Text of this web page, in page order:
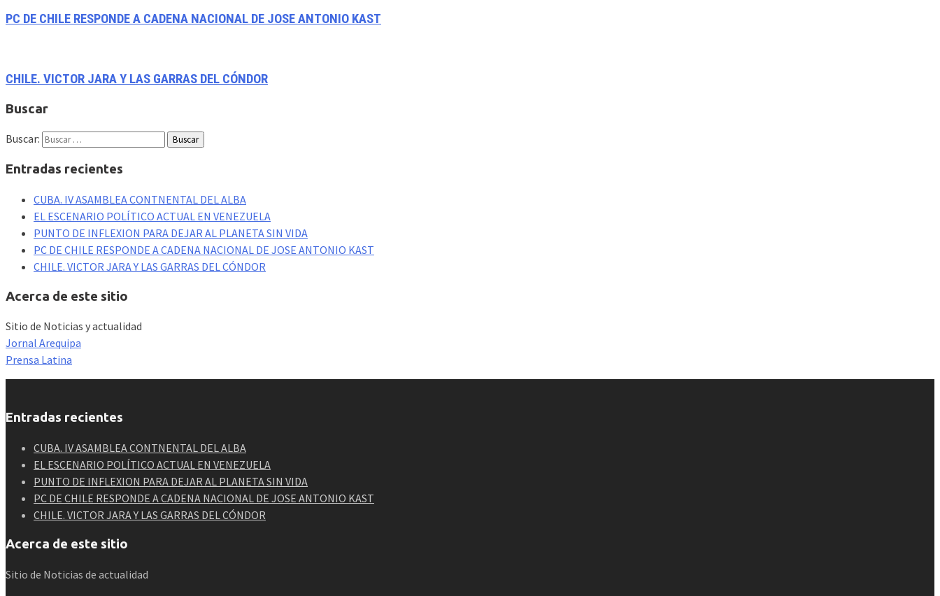
PC DE CHILE RESPONDE A CADENA NACIONAL DE JOSE ANTONIO KAST
CHILE. VICTOR JARA Y LAS GARRAS DEL CÓNDOR
Buscar
Buscar:
Entradas recientes
CUBA. IV ASAMBLEA CONTNENTAL DEL ALBA
EL ESCENARIO POLÍTICO ACTUAL EN VENEZUELA
PUNTO DE INFLEXION PARA DEJAR AL PLANETA SIN VIDA
PC DE CHILE RESPONDE A CADENA NACIONAL DE JOSE ANTONIO KAST
CHILE. VICTOR JARA Y LAS GARRAS DEL CÓNDOR
Acerca de este sitio
Sitio de Noticias y actualidad
Jornal Arequipa
Prensa Latina
Entradas recientes
CUBA. IV ASAMBLEA CONTNENTAL DEL ALBA
EL ESCENARIO POLÍTICO ACTUAL EN VENEZUELA
PUNTO DE INFLEXION PARA DEJAR AL PLANETA SIN VIDA
PC DE CHILE RESPONDE A CADENA NACIONAL DE JOSE ANTONIO KAST
CHILE. VICTOR JARA Y LAS GARRAS DEL CÓNDOR
Acerca de este sitio
Sitio de Noticias de actualidad